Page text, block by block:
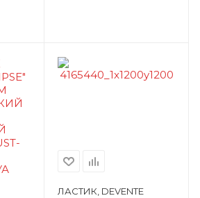
ЛАСТИК, DEVENTE